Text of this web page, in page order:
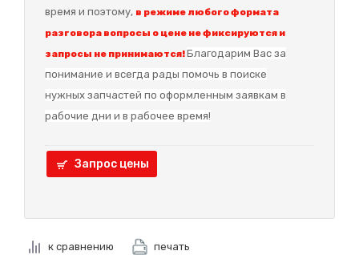
время и поэтому, в режиме любого формата
разговора вопросы о цене не фиксируются и
запросы не принимаются!Благодарим Вас за
понимание и всегда рады помочь в поиске
нужных запчастей по оформленным заявкам в
рабочие дни и в рабочее время!
Запрос цены
к сравнению печать